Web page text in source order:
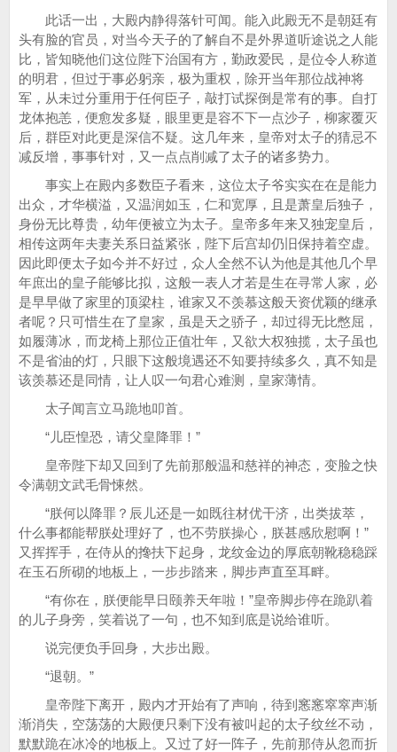
此话一出，大殿内静得落针可闻。能入此殿无不是朝廷有
头有脸的官员，对当今天子的了解自不是外界道听途说之人能
比，皆知晓他们这位陛下治国有方，勤政爱民，是位令人称道
的明君，但过于事必躬亲，极为重权，除开当年那位战神将
军，从未过分重用于任何臣子，敲打试探倒是常有的事。自打
龙体抱恙，便愈发多疑，眼里更是容不下一点沙子，柳家覆灭
后，群臣对此更是深信不疑。这几年来，皇帝对太子的猜忌不
减反增，事事针对，又一点点削减了太子的诸多势力。
事实上在殿内多数臣子看来，这位太子爷实实在在是能力
出众，才华横溢，又温润如玉，仁和宽厚，且是萧皇后独子，
身份无比尊贵，幼年便被立为太子。皇帝多年来又独宠皇后，
相传这两年夫妻关系日益紧张，陛下后宫却仍旧保持着空虚。
因此即便太子如今并不好过，众人全然不认为他是其他几个早
年庶出的皇子能够比拟，这般一表人才若是生在寻常人家，必
是早早做了家里的顶梁柱，谁家又不羡慕这般天资优颖的继承
者呢？只可惜生在了皇家，虽是天之骄子，却过得无比憋屈，
如履薄冰，而龙椅上那位正值壮年，又欲大权独揽，太子虽也
不是省油的灯，只眼下这般境遇还不知要持续多久，真不知是
该羡慕还是同情，让人叹一句君心难测，皇家薄情。
太子闻言立马跪地叩首。
“儿臣惶恐，请父皇降罪！”
皇帝陛下却又回到了先前那般温和慈祥的神态，变脸之快
令满朝文武毛骨悚然。
“朕何以降罪？辰儿还是一如既往材优干济，出类拔萃，
什么事都能帮朕处理好了，也不劳朕操心，朕甚感欣慰啊！”
又挥挥手，在侍从的搀扶下起身，龙纹金边的厚底朝靴稳稳踩
在玉石所砌的地板上，一步步踏来，脚步声直至耳畔。
“有你在，朕便能早日颐养天年啦！”皇帝脚步停在跪趴着
的儿子身旁，笑着说了一句，也不知到底是说给谁听。
说完便负手回身，大步出殿。
“退朝。”
皇帝陛下离开，殿内才开始有了声响，待到窸窸窣窣声渐
渐消失，空荡荡的大殿便只剩下没有被叫起的太子纹丝不动，
默默跪在冰冷的地板上。又过了好一阵子，先前那侍从忽而折